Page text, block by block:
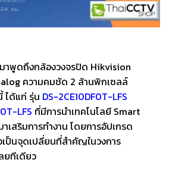
มาพูดถึงกล้องวงจรปิด Hikvision
ความคมชัด 2 ล้านพิกเซลล์
ได้แก่ รุ่น DS-2CE10DF0T-LFS
LFS ที่มีการนำเทคโนโลยี Smart
เสริมการทำงาน โดยการอัปเกรด
ป็นจุดเปลี่ยนที่สำคัญในวงการ
ยทีเดียว